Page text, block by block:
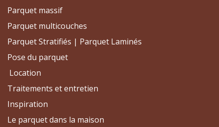
Parquet massif
Parquet multicouches
Parquet Stratifiés | Parquet Laminés
Pose du parquet
Location
Traitements et entretien
Inspiration
Le parquet dans la maison